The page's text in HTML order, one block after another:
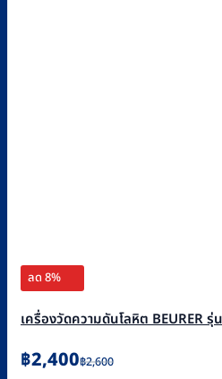
ลด 8%
เครื่องวัดความดันโลหิต BEURER
฿2,600
Original
฿2,400
Current